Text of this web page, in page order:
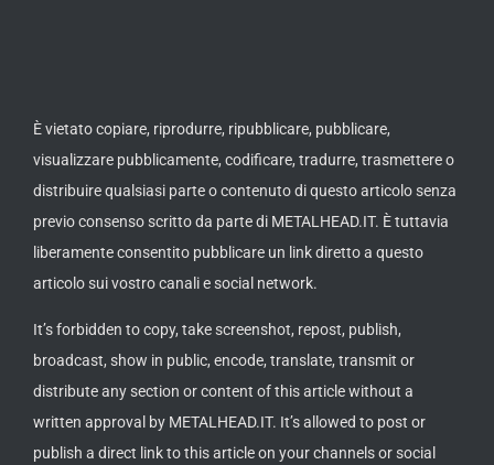
È vietato copiare, riprodurre, ripubblicare, pubblicare,
visualizzare pubblicamente, codificare, tradurre, trasmettere o
distribuire qualsiasi parte o contenuto di questo articolo senza
previo consenso scritto da parte di METALHEAD.IT. È tuttavia
liberamente consentito pubblicare un link diretto a questo
articolo sui vostro canali e social network.
It’s forbidden to copy, take screenshot, repost, publish,
broadcast, show in public, encode, translate, transmit or
distribute any section or content of this article without a
written approval by METALHEAD.IT. It’s allowed to post or
publish a direct link to this article on your channels or social